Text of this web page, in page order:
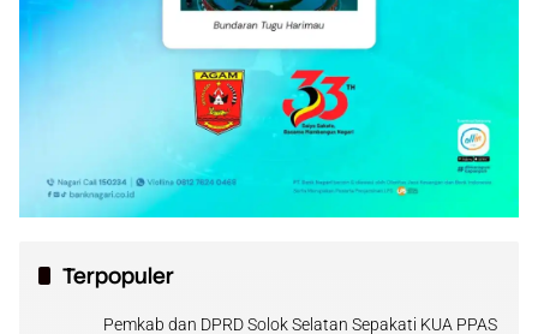
Terpopuler
Pemkab dan DPRD Solok Selatan Sepakati KUA PPAS